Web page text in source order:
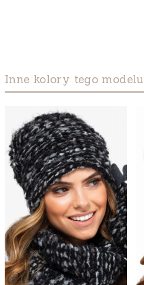
Inne kolory tego modelu